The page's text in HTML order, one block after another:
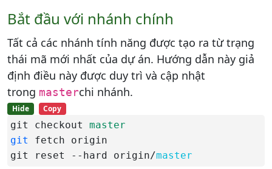
Bắt đầu với nhánh chính
Tất cả các nhánh tính năng được tạo ra từ trạng
thái mã mới nhất của dự án. Hướng dẫn này giả
định điều này được duy trì và cập nhật
trong masterchi nhánh.
Hide Copy
git checkout master
git
fetch origin
git reset --hard origin/master